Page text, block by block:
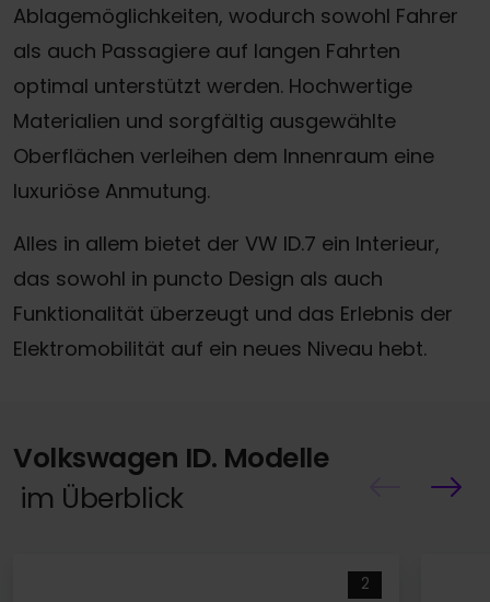
Ablagemöglichkeiten, wodurch sowohl Fahrer
als auch Passagiere auf langen Fahrten
optimal unterstützt werden. Hochwertige
Materialien und sorgfältig ausgewählte
Oberflächen verleihen dem Innenraum eine
luxuriöse Anmutung.
Alles in allem bietet der VW ID.7 ein Interieur,
das sowohl in puncto Design als auch
Funktionalität überzeugt und das Erlebnis der
Elektromobilität auf ein neues Niveau hebt.
Volkswagen ID. Modelle
im Überblick
2